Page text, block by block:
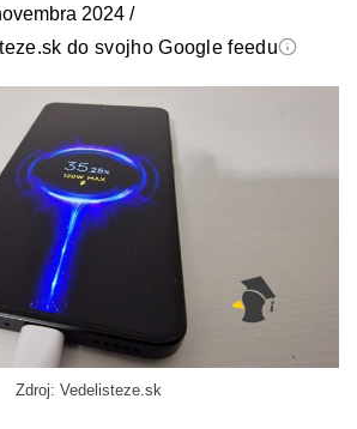
2024 /
do svojho Google feedu
Zdroj: Vedelisteze.sk